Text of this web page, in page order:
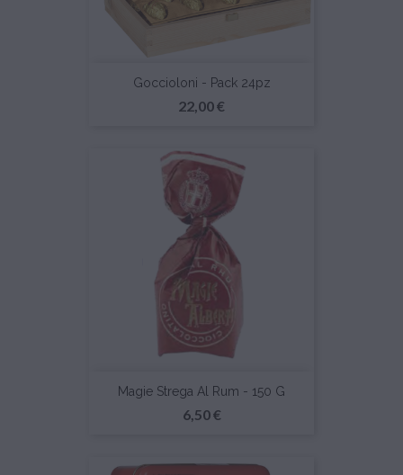
Goccioloni - Pack 24pz
Prezzo
22,00 €
Magie Strega Al Rum - 150 G
Prezzo
6,50 €